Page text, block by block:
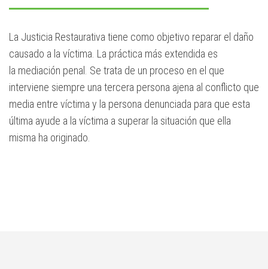
La Justicia Restaurativa tiene como objetivo reparar el daño
causado a la víctima. La práctica más extendida es
la mediación penal. Se trata de un proceso en el que
interviene siempre una tercera persona ajena al conflicto que
media entre víctima y la persona denunciada para que esta
última ayude a la víctima a superar la situación que ella
misma ha originado.